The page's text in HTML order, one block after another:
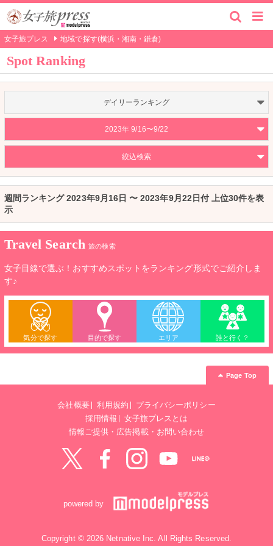
女子旅プレス 地域で探す(横浜・湘南・鎌倉)
Spot Ranking
デイリーランキング
2023年 9/16〜9/22
絞込検索
週間ランキング 2023年9月16日 〜 2023年9月22日付 上位30件を表
示
Travel Search 旅の検索
女子目線で選ぶ！おすすめスポットをランキング形式でご紹介しま
す♪
気分で探す 目的で探す エリア 誰と行く？
Page Top
会社概要 利用規約
プライバシーポリシー
採用情報
女子旅プレスとは
情報ご提供・広告掲載・お問い合わせ
powered by
Copyright © 2026 Netnative Inc. All Rights Reserved.